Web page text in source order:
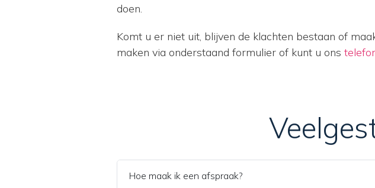
doen.
Komt u er niet uit, blijven de klachten bestaan of
maken via onderstaand formulier of kunt u ons
Hoe maak ik een afspraak?